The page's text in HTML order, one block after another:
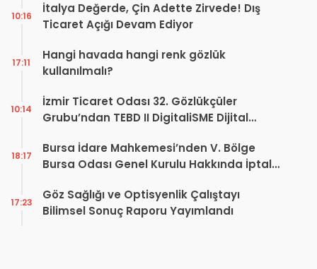
İtalya Değerde, Çin Adette Zirvede! Dış
Ticaret Açığı Devam Ediyor
10:16
Hangi havada hangi renk gözlük
kullanılmalı?
17:11
İzmir Ticaret Odası 32. Gözlükçüler
Grubu’ndan TEBD II DigitaliSME Dijital
10:14
Bursa İdare Mahkemesi’nden V. Bölge
Bursa Odası Genel Kurulu Hakkında İptal
18:17
Göz Sağlığı ve Optisyenlik Çalıştayı
Bilimsel Sonuç Raporu Yayımlandı
17:23